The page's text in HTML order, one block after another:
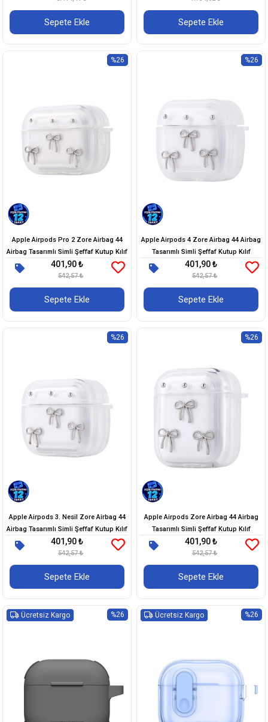
Sepete Ekle Sepete Ekle
Apple Airpods Pro 2 Zore Airbag 44
Airbag Tasarımlı Simli Şeffaf Kutup Kılıf
401,90 ₺
542,57 ₺
Sepete Ekle
%26
Apple Airpods 4 Zore Airbag 44 Airbag
Tasarımlı Simli Şeffaf Kutup Kılıf
401,90 ₺
542,57 ₺
Sepete Ekle
%26
Apple Airpods 3. Nesil Zore Airbag 44
Airbag Tasarımlı Simli Şeffaf Kutup Kılıf
401,90 ₺
542,57 ₺
Sepete Ekle
%26
Apple Airpods Zore Airbag 44 Airbag
Tasarımlı Simli Şeffaf Kutup Kılıf
401,90 ₺
542,57 ₺
Sepete Ekle
%26
%26
Ücretsiz Kargo %26
Ücretsiz Kargo